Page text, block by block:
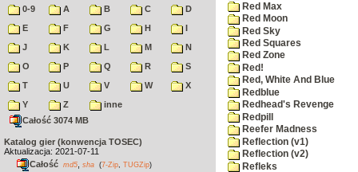
0-9 A B C
D
E
F G H
I
J
K L M
N
O
P Q R
S
T
U V W
X
Y
Z
inne
Całość 3074 MB
Katalog gier (konwencja TOSEC)
Aktualizacja: 2021-07-11
Całość md5 sha (7-Zip TUGZip)
Red Max
Red Moon
Red Sky
Red Squares
Red Zone
Red!
Red, White And Blue
Redblue
Redhead's Revenge
Redpill
Reefer Madness
Reflection (v1)
Reflection (v2)
Refleks